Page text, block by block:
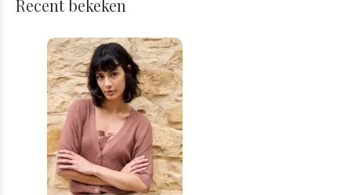
Recent bekeken